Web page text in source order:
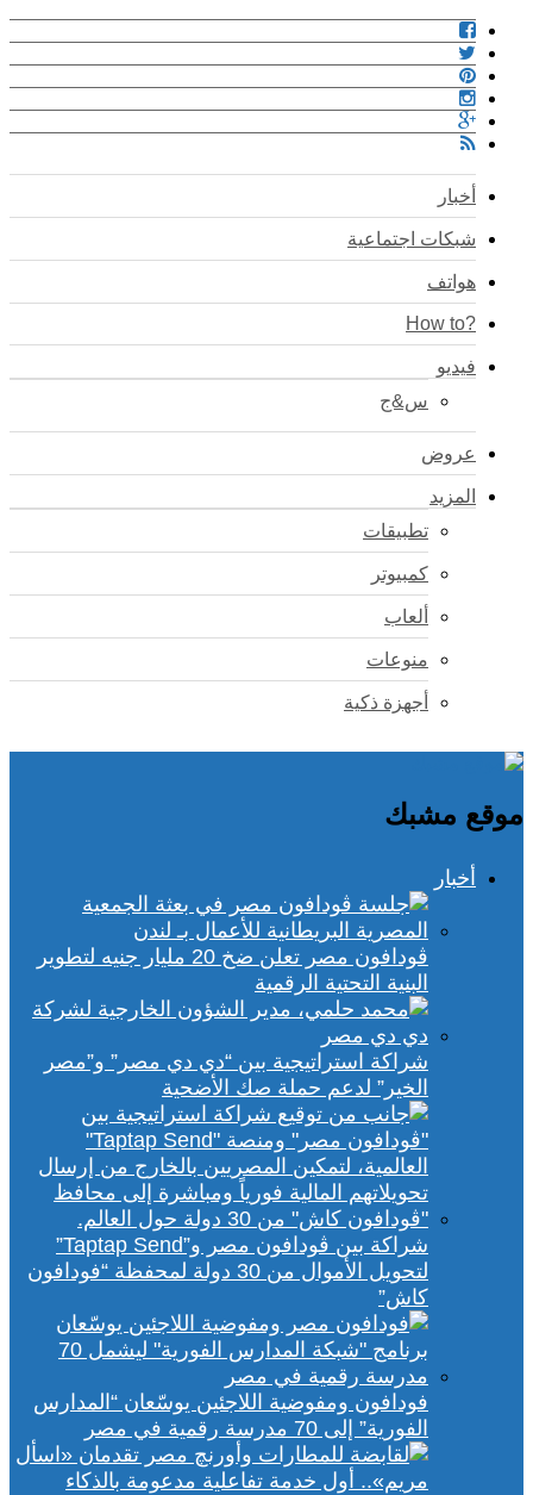
أخبار
شبكات اجتماعية
هواتف
?How to
فيديو
س&ج
عروض
المزيد
تطبيقات
كمبيوتر
ألعاب
منوعات
أجهزة ذكية
موقع مشبك
أخبار
ڤودافون مصر تعلن ضخ 20 مليار جنيه لتطوير
البنية التحتية الرقمية
شراكة استراتيجية بين “دي دي مصر” و”مصر
الخير” لدعم حملة صك الأضحية
شراكة بين ڤودافون مصر و”Taptap Send”
لتحويل الأموال من 30 دولة لمحفظة “فودافون
كاش”
فودافون ومفوضية اللاجئين يوسّعان “المدارس
الفورية” إلى 70 مدرسة رقمية في مصر